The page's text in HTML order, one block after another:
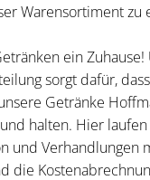
Warensortiment zu
ein Zuhause!
sorgt dafür,
Getränke
halten. Hier
und Verhandlungen
die